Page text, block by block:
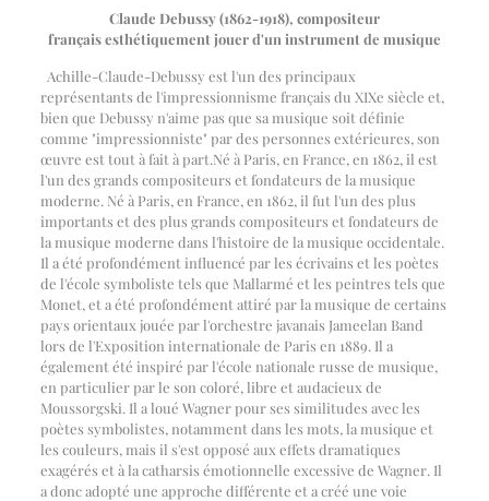
Claude Debussy (1862-1918), compositeur
françaisesthétiquement jouer d'un instrument de musique
Achille-Claude-Debussy est l'un des principaux
représentants de l'impressionnisme français du XIXe siècle et,
bien que Debussy n'aime pas que sa musique soit définie
comme "impressionniste" par des personnes extérieures, son
œuvre est tout à fait à part.Né à Paris, en France, en 1862, il est
l'un des grands compositeurs et fondateurs de la musique
moderne. Né à Paris, en France, en 1862, il fut l'un des plus
importants et des plus grands compositeurs et fondateurs de
la musique moderne dans l'histoire de la musique occidentale.
Il a été profondément influencé par les écrivains et les poètes
de l'école symboliste tels que Mallarmé et les peintres tels que
Monet, et a été profondément attiré par la musique de certains
pays orientaux jouée par l'orchestre javanais Jameelan Band
lors de l'Exposition internationale de Paris en 1889. Il a
également été inspiré par l'école nationale russe de musique,
en particulier par le son coloré, libre et audacieux de
Moussorgski. Il a loué Wagner pour ses similitudes avec les
poètes symbolistes, notamment dans les mots, la musique et
les couleurs, mais il s'est opposé aux effets dramatiques
exagérés et à la catharsis émotionnelle excessive de Wagner. Il
a donc adopté une approche différente et a créé une voie